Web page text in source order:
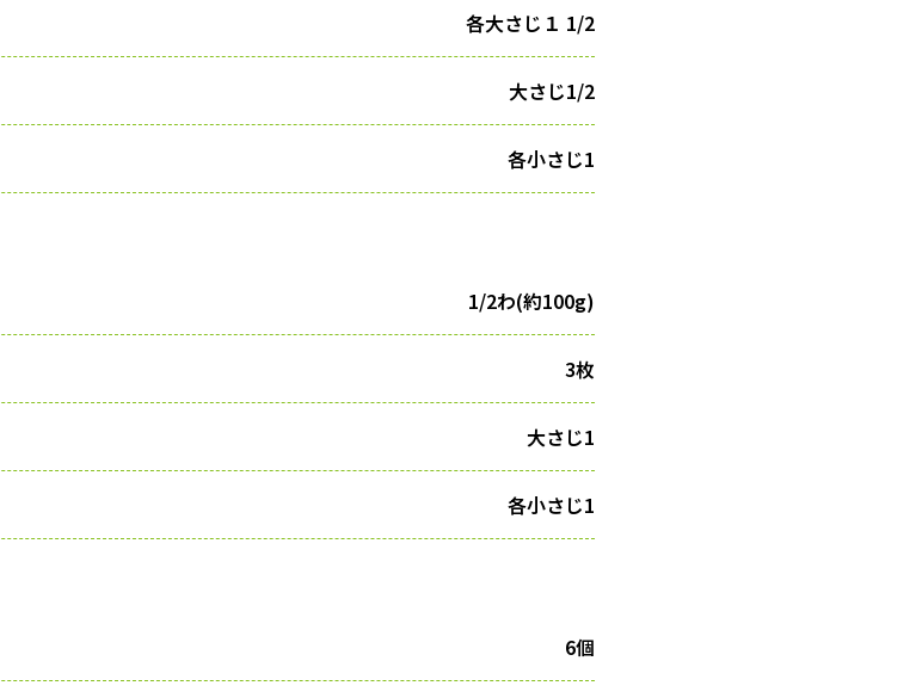
各大さじ１ 1/2
大さじ1/2
各小さじ1
1/2わ(約100g)
3枚
大さじ1
各小さじ1
6個